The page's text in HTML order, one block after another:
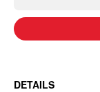
DETAILS